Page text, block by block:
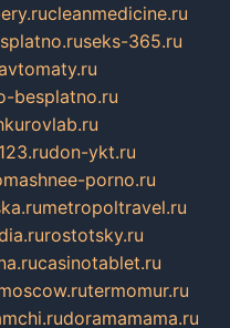
cleanmedicine.ru
seks-365.ru
besplatno.ru
don-ykt.ru
porno.ru
metropoltravel.ru
rostotsky.ru
casinotablet.ru
termomur.ru
doramamama.ru